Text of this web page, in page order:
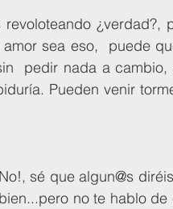
sea eso,  puede
pedir nada a
Pueden venir
no te hablo de